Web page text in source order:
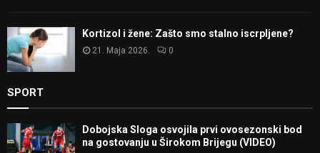
Kortizol i žene: Zašto smo stalno iscrpljene?
21. Maja 2026. 0
SPORT
Dobojska Sloga osvojila prvi ovosezonski bod
na gostovanju u Širokom Brijegu (VIDEO)